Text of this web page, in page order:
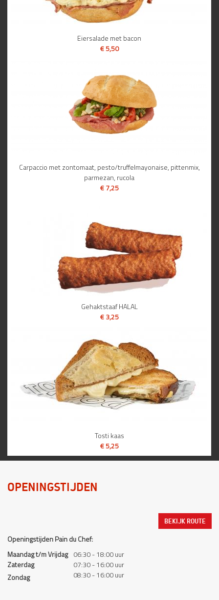
Eiersalade met bacon
€ 5,50
BEKIJK
Carpaccio met zontomaat, pesto/truffelmayonaise, pittenmix,
parmezan, rucola
€ 7,25
BEKIJK
Gehaktstaaf HALAL
€ 3,25
BEKIJK
Tosti kaas
€ 5,25
BEKIJK
OPENINGSTIJDEN
BEKIJK ROUTE
Openingstijden Pain du Chef:
Maandag t/mVrijdag 06:30 - 18:00 uur
Zaterdag
07:30 - 16:00 uur
Zondag
08:30 - 16:00uur